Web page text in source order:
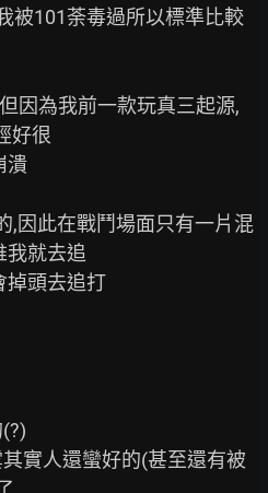
被101荼毒過所以標準比較
因為我前一款玩真三起源,
好很
潰
,因此在戰鬥場面只有一片混
我就去追
掉頭去追打
實人還蠻好的(甚至還有被